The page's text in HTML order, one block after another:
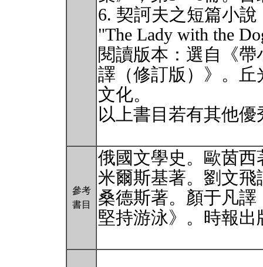
6. 契訶夫之短篇小
"The Lady with the
閱讀版本：選自《
譯（修訂版）》。丘
文化。
以上書目若有其他
參考
書目
俄國文學史。歐茵西
米爾斯基著。劉文飛
桑德斯著。顏于凡譯
堅持游泳》。時報出